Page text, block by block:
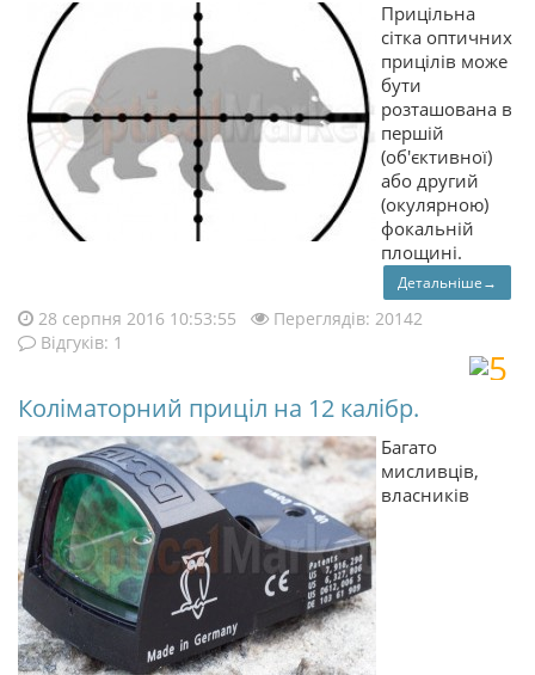
Прицільна
сітка оптичних
прицілів може
бути
розташована в
першій
(об'єктивної)
або другий
(окулярною)
фокальній
площині.
Детальніше→
28 серпня 2016 10:53:55
Переглядів: 20142
Відгуків: 1
Коліматорний приціл на 12 калібр.
Багато
мисливців,
власників